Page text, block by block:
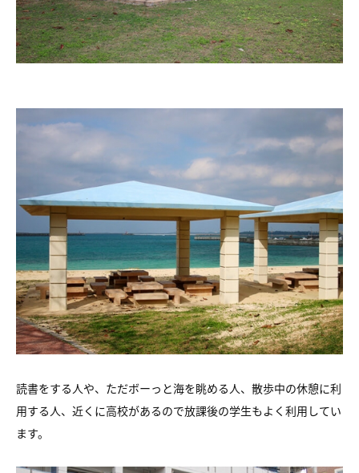
読書をする人や、ただボーっと海を眺める人、散歩中の休憩に利
用する人、近くに高校があるので放課後の学生もよく利用してい
ます。